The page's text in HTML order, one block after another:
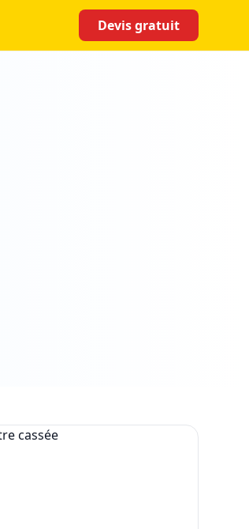
Devis gratuit